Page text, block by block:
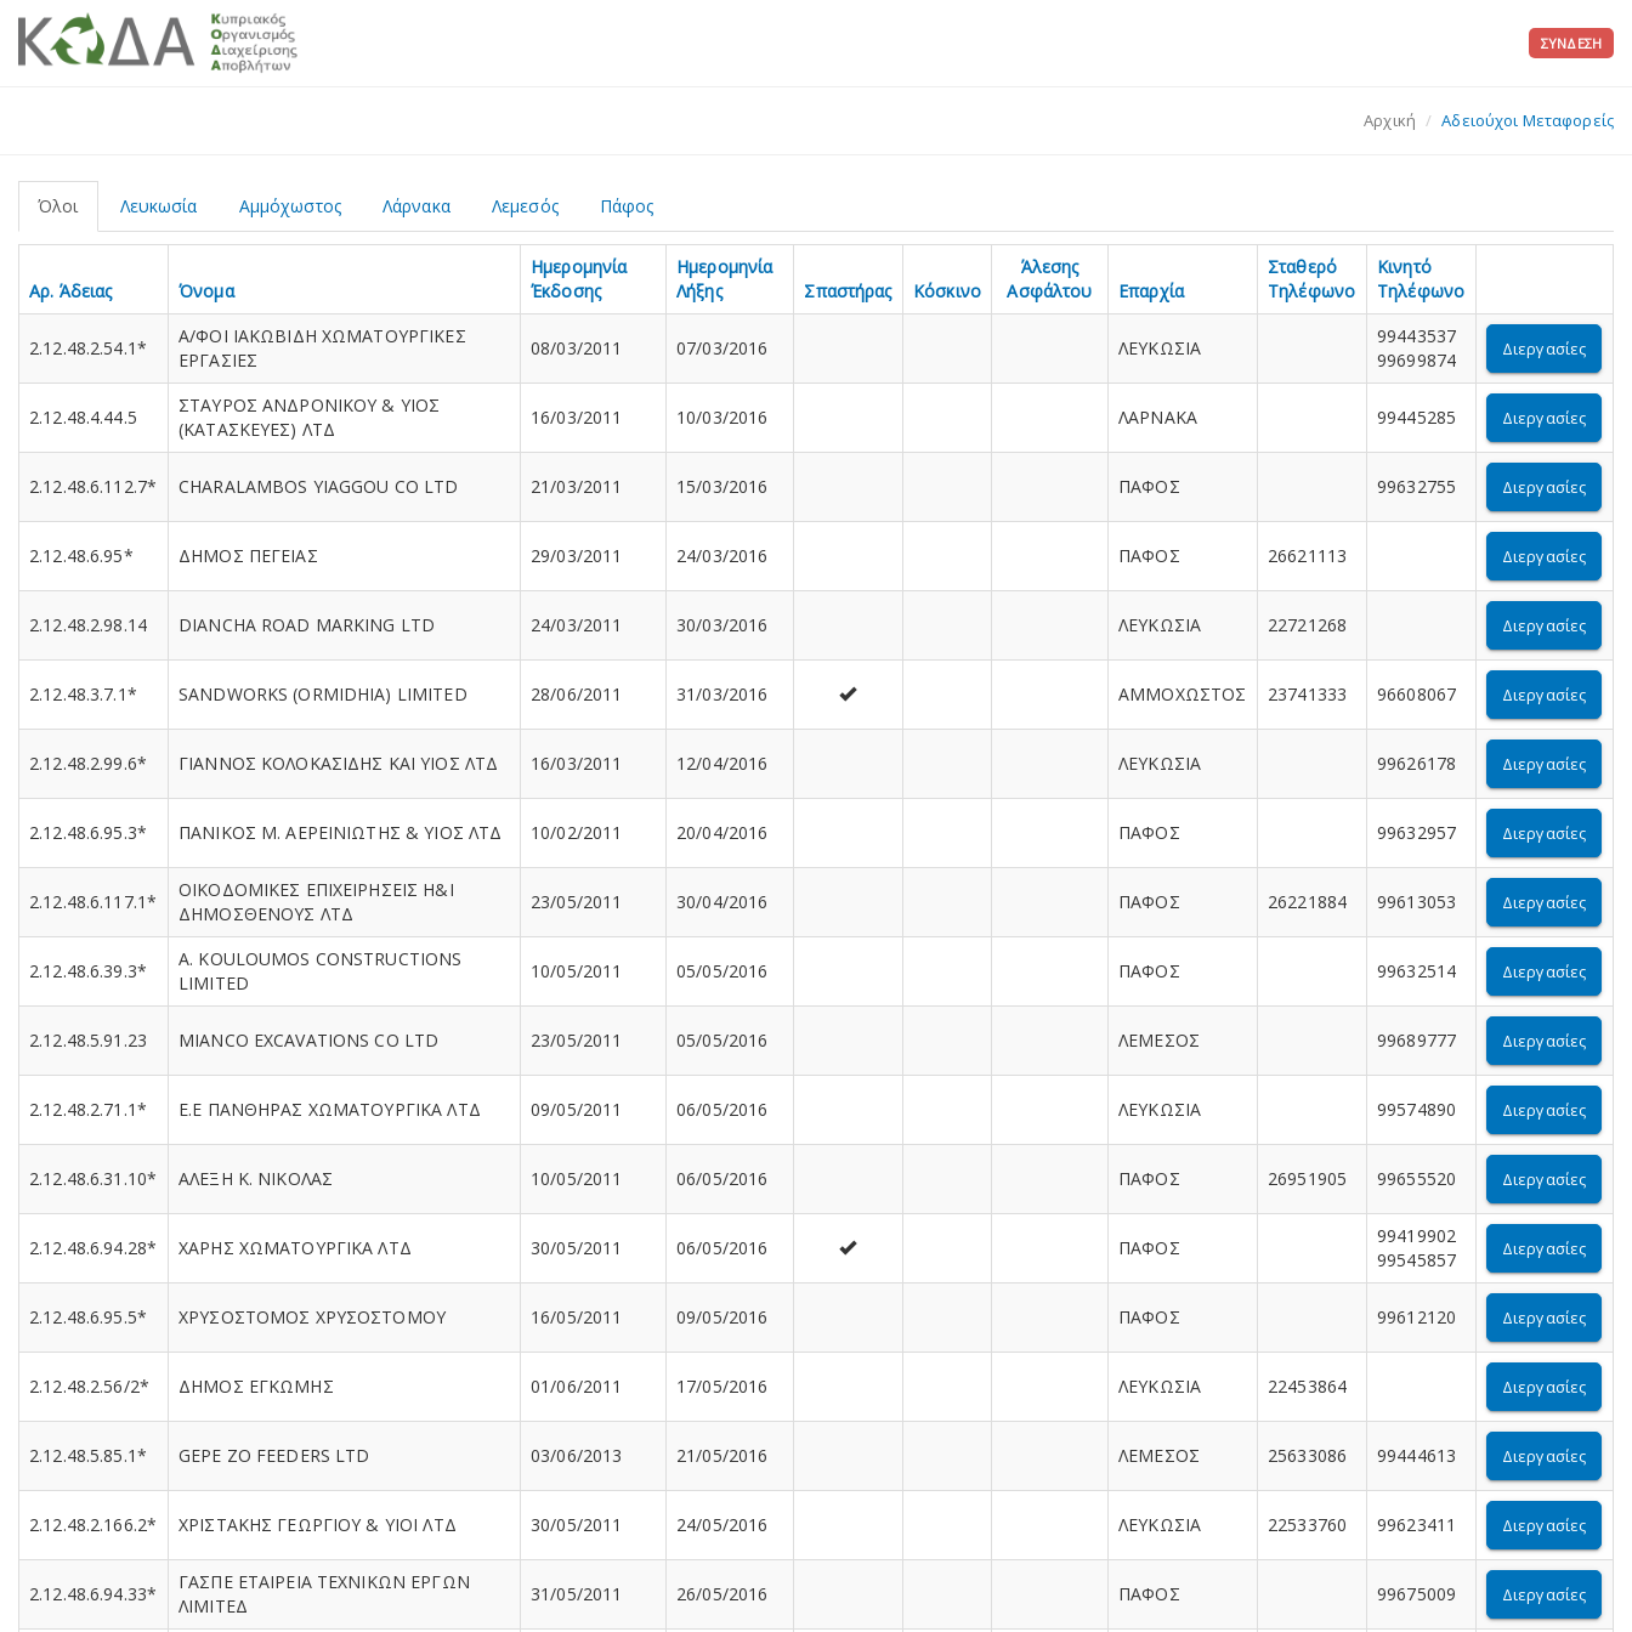
ΣΎΝΔΕΣΗ
Αρχική Αδειούχοι Μεταφορείς
Όλοι Λευκωσία Αμμόχωστος Λάρνακα Λεμεσός Πάφος
Αρ. Άδειας Όνομα
Ημερομηνία
Έκδοσης
Ημερομηνία
Λήξης
Σπαστήρας Κόσκινο
Άλεσης
Ασφάλτου
Επαρχία
Σταθερό
Τηλέφωνο
Κινητό
Τηλέφωνο
2.12.48.2.54.1*
Α/ΦΟΙ ΙΑΚΩΒΙΔΗ ΧΩΜΑΤΟΥΡΓΙΚΕΣ
ΕΡΓΑΣΙΕΣ
08/03/2011 07/03/2016 ΛΕΥΚΩΣΙΑ
99443537
99699874
Διεργασίες
2.12.48.4.44.5
ΣΤΑΥΡΟΣ ΑΝΔΡΟΝΙΚΟΥ & ΥΙΟΣ
(ΚΑΤΑΣΚΕΥΕΣ) ΛΤΔ
16/03/2011 10/03/2016 ΛΑΡΝΑΚΑ 99445285 Διεργασίες
2.12.48.6.112.7* CHARALAMBOS YIAGGOU CO LTD 21/03/2011 15/03/2016 ΠΑΦΟΣ 99632755 Διεργασίες
2.12.48.6.95* ΔΗΜΟΣ ΠΕΓΕΙΑΣ 29/03/2011 24/03/2016 ΠΑΦΟΣ 26621113 Διεργασίες
2.12.48.2.98.14 DIANCHA ROAD MARKING LTD 24/03/2011 30/03/2016 ΛΕΥΚΩΣΙΑ 22721268 Διεργασίες
2.12.48.3.7.1* SANDWORKS (ORMIDHIA) LIMITED 28/06/2011 31/03/2016 ΑΜΜΟΧΩΣΤΟΣ 23741333 96608067 Διεργασίες
2.12.48.2.99.6* ΓΙΑΝΝΟΣ ΚΟΛΟΚΑΣΙΔΗΣ ΚΑΙ ΥΙΟΣ ΛΤΔ 16/03/2011 12/04/2016 ΛΕΥΚΩΣΙΑ 99626178 Διεργασίες
2.12.48.6.95.3* ΠΑΝΙΚΟΣ Μ. ΑΕΡΕΙΝΙΩΤΗΣ & ΥΙΟΣ ΛΤΔ 10/02/2011 20/04/2016 ΠΑΦΟΣ 99632957 Διεργασίες
2.12.48.6.117.1*
ΟΙΚΟΔΟΜΙΚΕΣ ΕΠΙΧΕΙΡΗΣΕΙΣ Η&Ι
ΔΗΜΟΣΘΕΝΟΥΣ ΛΤΔ
23/05/2011 30/04/2016 ΠΑΦΟΣ 26221884 99613053 Διεργασίες
2.12.48.6.39.3*
A. KOULOUMOS CONSTRUCTIONS
LIMITED
10/05/2011 05/05/2016 ΠΑΦΟΣ 99632514 Διεργασίες
2.12.48.5.91.23 MIANCO EXCAVATIONS CO LTD 23/05/2011 05/05/2016 ΛΕΜΕΣΟΣ 99689777 Διεργασίες
2.12.48.2.71.1* Ε.Ε ΠΑΝΘΗΡΑΣ ΧΩΜΑΤΟΥΡΓΙΚΑ ΛΤΔ 09/05/2011 06/05/2016 ΛΕΥΚΩΣΙΑ 99574890 Διεργασίες
2.12.48.6.31.10* ΑΛΕΞΗ Κ. ΝΙΚΟΛΑΣ 10/05/2011 06/05/2016 ΠΑΦΟΣ 26951905 99655520 Διεργασίες
2.12.48.6.94.28* ΧΑΡΗΣ ΧΩΜΑΤΟΥΡΓΙΚΑ ΛΤΔ 30/05/2011 06/05/2016 ΠΑΦΟΣ
99419902
99545857
Διεργασίες
2.12.48.6.95.5* ΧΡΥΣΟΣΤΟΜΟΣ ΧΡΥΣΟΣΤΟΜΟΥ 16/05/2011 09/05/2016 ΠΑΦΟΣ 99612120 Διεργασίες
2.12.48.2.56/2* ΔΗΜΟΣ ΕΓΚΩΜΗΣ 01/06/2011 17/05/2016 ΛΕΥΚΩΣΙΑ 22453864 Διεργασίες
2.12.48.5.85.1* GEPE ZO FEEDERS LTD 03/06/2013 21/05/2016 ΛΕΜΕΣΟΣ 25633086 99444613 Διεργασίες
2.12.48.2.166.2* ΧΡΙΣΤΑΚΗΣ ΓΕΩΡΓΙΟΥ & ΥΙΟΙ ΛΤΔ 30/05/2011 24/05/2016 ΛΕΥΚΩΣΙΑ 22533760 99623411 Διεργασίες
2.12.48.6.94.33*
ΓΑΣΠΕ ΕΤΑΙΡΕΙΑ ΤΕΧΝΙΚΩΝ ΕΡΓΩΝ
ΛΙΜΙΤΕΔ
31/05/2011 26/05/2016 ΠΑΦΟΣ 99675009 Διεργασίες